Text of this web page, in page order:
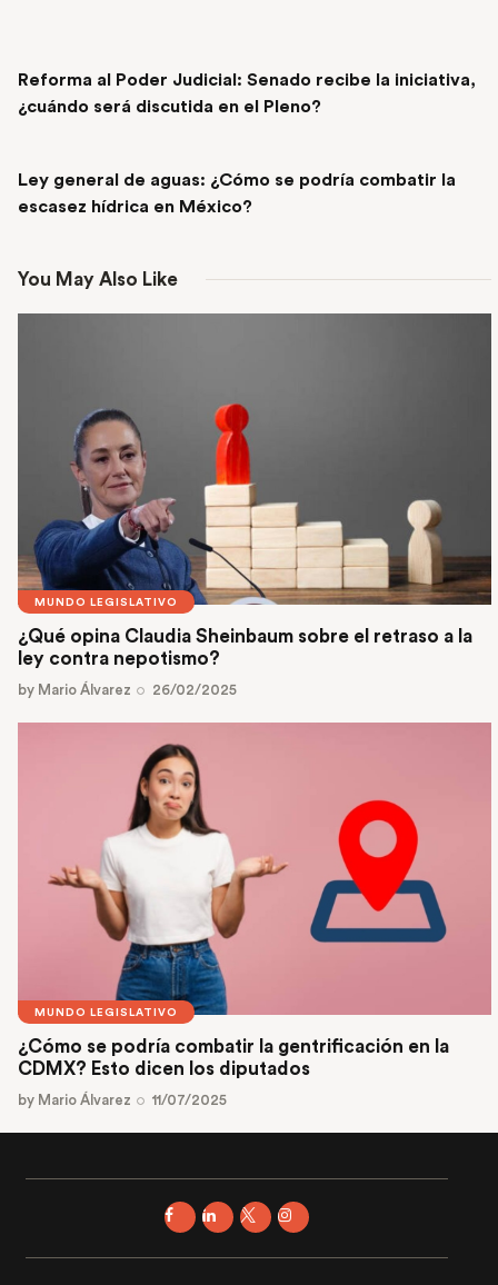
Reforma al Poder Judicial: Senado recibe la iniciativa,
¿cuándo será discutida en el Pleno?
Ley general de aguas: ¿Cómo se podría combatir la
escasez hídrica en México?
You May Also Like
MUNDO LEGISLATIVO
¿Qué opina Claudia Sheinbaum sobre el retraso a la
ley contra nepotismo?
by Mario Álvarez 26/02/2025
MUNDO LEGISLATIVO
¿Cómo se podría combatir la gentrificación en la
CDMX? Esto dicen los diputados
by Mario Álvarez 11/07/2025